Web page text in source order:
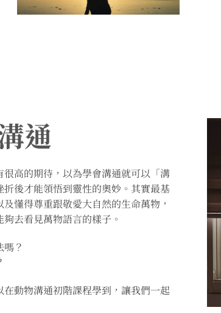
通
高的期待，以為學會溝通就可以「溝
後才能領悟到靈性的奧妙。其實最基
懂得尊重跟敬愛大自然的生命萬物，
去看見萬物語言的樣子。
？
動物溝通初階課程學到，讓我們一起